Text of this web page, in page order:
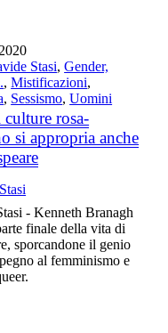
Stasi,Gender,
,Mistificazioni,
, Sessismo,Uomini
culture rosa-
si appropria anche
- Kenneth Branagh
finale della vita di
sporcandone il genio
al femminismo e